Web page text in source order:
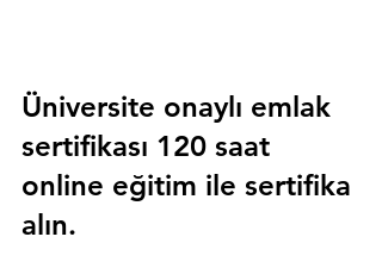
Üniversite onaylı emlak
sertifikası 120 saat
online eğitim ile sertifika
alın.